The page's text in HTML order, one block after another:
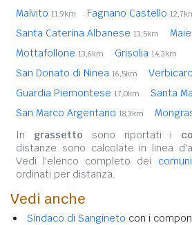
Malvito 11,9km Fagnano Castello
Santa Caterina Albanese 13,5km
Mottafollone 13,6km Grisolia 14,3km
San Donato di Ninea 16,5km Verbicaro
Guardia Piemontese 17,0km Santa
San Marco Argentano 18,3km
In grassetto sono riportati i
distanze sono calcolate in linea
Vedi l'elenco completo dei
ordinati per distanza.
Vedi anche
Sindaco di Sangineto con i